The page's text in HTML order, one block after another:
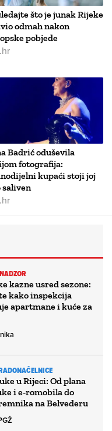
što je junak Rijeke
odmah nakon
pobjede
Badrić oduševila
fotografija:
kupaći stoji joj
saliven
kazne usred sezone:
kako inspekcija
apartmane i kuće za
u Rijeci: Od plana
i e-romobila do
na Belvederu